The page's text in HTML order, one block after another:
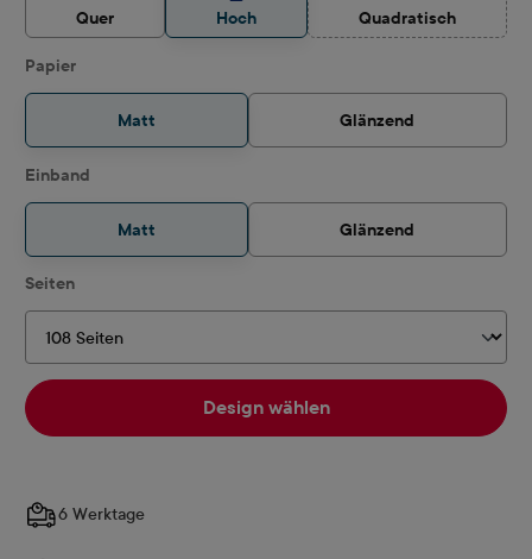
Quer Hoch Quadratisch(Diese Option ist
Papierauswählen
Matt Glänzend
Einband
Matt Glänzend
Seitenauswählen
Design wählen
6 Werktage